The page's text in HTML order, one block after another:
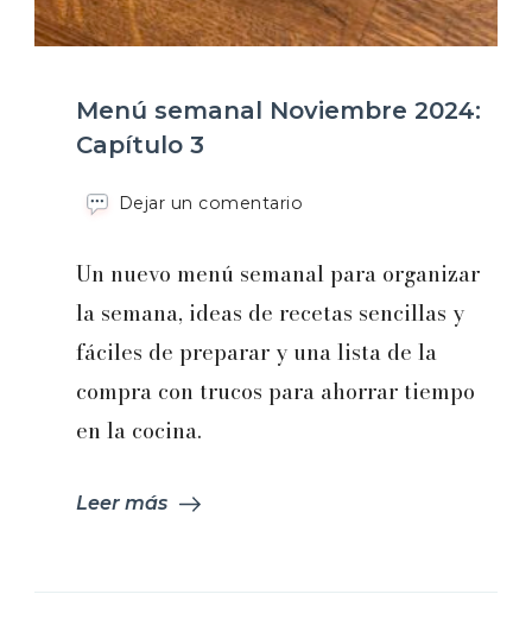
Menú semanal Noviembre 2024:
Capítulo 3
Dejar un comentario
Noviembre
2024:
Capítulo
3
Un nuevo menú semanal para organizar
la semana, ideas de recetas sencillas y
fáciles de preparar y una lista de la
compra con trucos para ahorrar tiempo
en la cocina.
Leer más